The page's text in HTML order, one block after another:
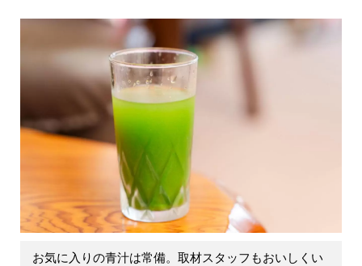
お気に入りの青汁は常備。取材スタッフもおいしくい